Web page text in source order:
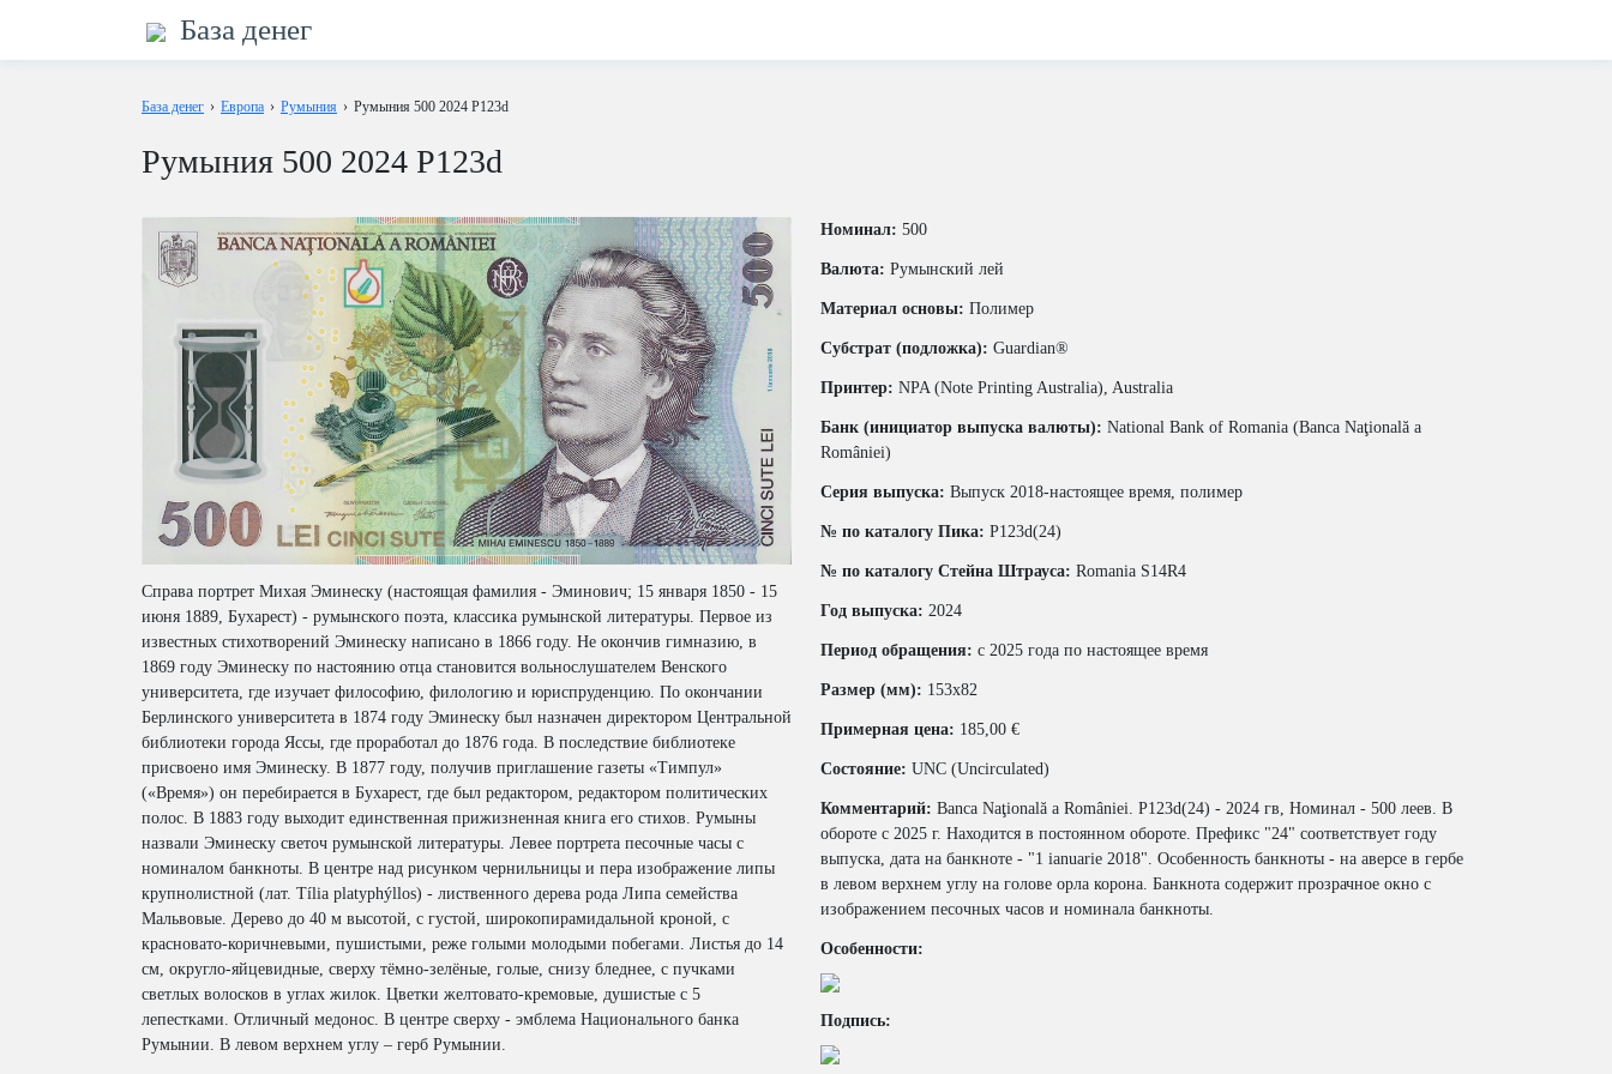
База денег
База денег › Европа › Румыния › Румыния 500 2024 P123d
Румыния 500 2024 P123d
Справа портрет Михая Эминеску (настоящая фамилия - Эминович; 15 января 1850 - 15
июня 1889, Бухарест) - румынского поэта, классика румынской литературы. Первое из
известных стихотворений Эминеску написано в 1866 году. Не окончив гимназию, в
1869 году Эминеску по настоянию отца становится вольнослушателем Венского
университета, где изучает философию, филологию и юриспруденцию. По окончании
Берлинского университета в 1874 году Эминеску был назначен директором Центральной
библиотеки города Яссы, где проработал до 1876 года. В последствие библиотеке
присвоено имя Эминеску. В 1877 году, получив приглашение газеты «Тимпул»
(«Время») он перебирается в Бухарест, где был редактором, редактором политических
полос. В 1883 году выходит единственная прижизненная книга его стихов. Румыны
назвали Эминеску светоч румынской литературы. Левее портрета песочные часы с
номиналом банкноты. В центре над рисунком чернильницы и пера изображение липы
крупнолистной (лат. Tília platyphýllos) - лиственного дерева рода Липа семейства
Мальвовые. Дерево до 40 м высотой, с густой, широкопирамидальной кроной, с
красновато-коричневыми, пушистыми, реже голыми молодыми побегами. Листья до 14
см, округло-яйцевидные, сверху тёмно-зелёные, голые, снизу бледнее, с пучками
светлых волосков в углах жилок. Цветки желтовато-кремовые, душистые с 5
лепестками. Отличный медонос. В центре сверху - эмблема Национального банка
Румынии. В левом верхнем углу – герб Румынии.
Номинал: 500
Валюта: Румынский лей
Материал основы: Полимер
Субстрат (подложка): Guardian®
Принтер: NPA (Note Printing Australia), Australia
Банк (инициатор выпуска валюты): National Bank of Romania (Banca Naţională a
României)
Серия выпуска: Выпуск 2018-настоящее время, полимер
№ по каталогу Пика: P123d(24)
№ по каталогу Стейна Штрауса: Romania S14R4
Год выпуска: 2024
Период обращения: c 2025 года по настоящее время
Размер (мм): 153x82
Примерная цена: 185,00 €
Состояние: UNC (Uncirculated)
Комментарий: Banca Naţională a României. P123d(24) - 2024 гв, Номинал - 500 леев. В
обороте с 2025 г. Находится в постоянном обороте. Префикс "24" соответствует году
выпуска, дата на банкноте - "1 ianuarie 2018". Особенность банкноты - на аверсе в гербе
в левом верхнем углу на голове орла корона. Банкнота содержит прозрачное окно с
изображением песочных часов и номинала банкноты.
Особенности:
Подпись: